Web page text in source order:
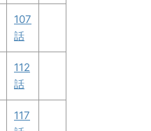
107
話
112
話
117